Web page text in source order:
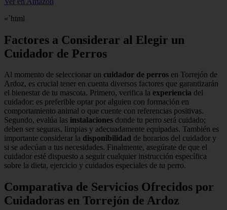
«`html
Factores a Considerar al Elegir un
Cuidador de Perros
Al momento de seleccionar un cuidador de perros en Torrejón de
Ardoz, es crucial tener en cuenta diversos factores que garantizarán
el bienestar de tu mascota. Primero, verifica la experiencia del
cuidador: es preferible optar por alguien con formación en
comportamiento animal o que cuente con referencias positivas.
Segundo, evalúa las instalaciones donde tu perro será cuidado;
deben ser seguras, limpias y adecuadamente equipadas. También es
importante considerar la disponibilidad de horarios del cuidador y
si se adecúan a tus necesidades. Finalmente, asegúrate de que el
cuidador esté dispuesto a seguir cualquier instrucción específica
sobre la dieta, ejercicio y cuidados especiales de tu perro.
Comparativa de Servicios Ofrecidos por
Cuidadoras en Torrejón de Ardoz